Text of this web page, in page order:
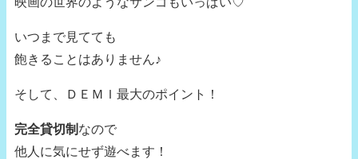
いつまで見てても
飽きることはありません♪
そして、ＤＥＭＩ最大のポイント！
完全貸切制 なので
他人に気にせず遊べます！